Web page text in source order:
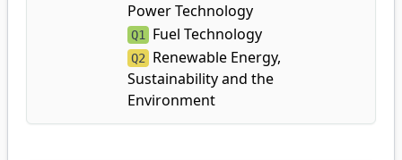
Power Technology
Q1 Fuel Technology
Q2 Renewable Energy,
Sustainability and the
Environment